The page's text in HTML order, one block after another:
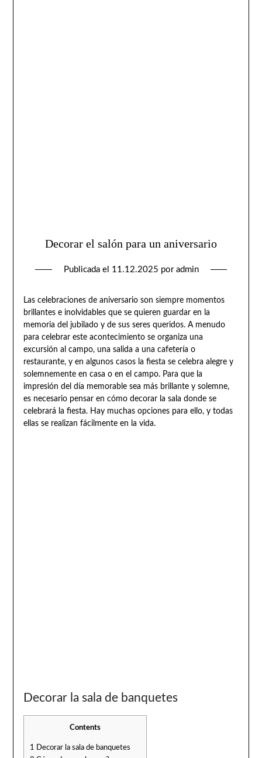
Decorar el salón para un aniversario
Publicada el 11.12.2025 por admin
Las celebraciones de aniversario son siempre momentos
brillantes e inolvidables que se quieren guardar en la
memoria del jubilado y de sus seres queridos. A menudo
para celebrar este acontecimiento se organiza una
excursión al campo, una salida a una cafetería o
restaurante, y en algunos casos la fiesta se celebra alegre y
solemnemente en casa o en el campo. Para que la
impresión del día memorable sea más brillante y solemne,
es necesario pensar en cómo decorar la sala donde se
celebrará la fiesta. Hay muchas opciones para ello, y todas
ellas se realizan fácilmente en la vida.
Decorar la sala de banquetes
Contents
1 Decorar la sala de banquetes